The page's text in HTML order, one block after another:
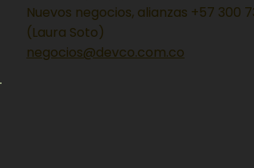
Nuevos negocios, alianzas +57 300
(Laura Soto)
negocios@devco.com.co